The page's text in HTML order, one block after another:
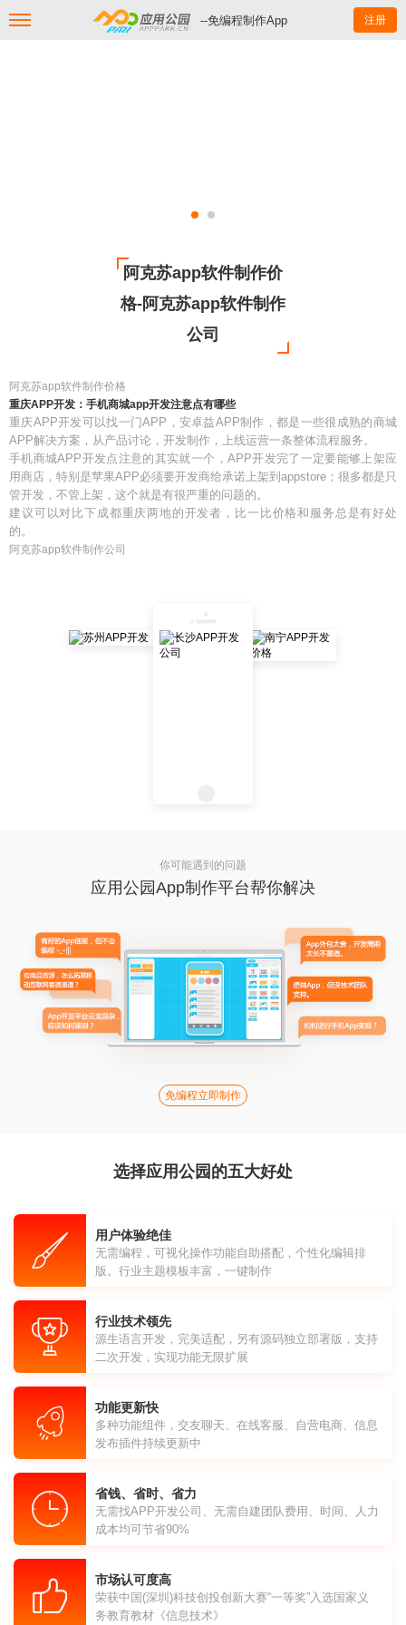
--免编程制作App 注册
阿克苏app软件制作价
格-阿克苏app软件制作
公司
阿克苏app软件制作价格
重庆APP开发：手机商城app开发注意点有哪些
重庆APP开发可以找一门APP，安卓益APP制作，都是一些很成熟的商城
APP解决方案，从产品讨论，开发制作，上线运营一条整体流程服务。
手机商城APP开发点注意的其实就一个，APP开发完了一定要能够上架应
用商店，特别是苹果APP必须要开发商给承诺上架到appstore；很多都是只
管开发，不管上架，这个就是有很严重的问题的。
建议可以对比下成都重庆两地的开发者，比一比价格和服务总是有好处
的。
阿克苏app软件制作公司
你可能遇到的问题
应用公园App制作平台帮你解决
免编程立即制作
选择应用公园的五大好处
用户体验绝佳
无需编程，可视化操作功能自助搭配，个性化编辑排
版。行业主题模板丰富，一键制作
行业技术领先
源生语言开发，完美适配，另有源码独立部署版，支持
二次开发，实现功能无限扩展
功能更新快
多种功能组件，交友聊天、在线客服、自营电商、信息
发布插件持续更新中
省钱、省时、省力
无需找APP开发公司、无需自建团队费用、时间、人力
成本均可节省90%
市场认可度高
荣获中国(深圳)科技创投创新大赛“一等奖”入选国家义
务教育教材《信息技术》